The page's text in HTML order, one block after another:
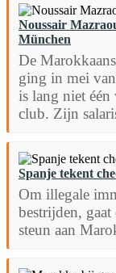
Noussair
München
De
ging in mei
is lang niet één
club. Zijn
Spanje tekent
Om illegale
bestrijden,
steun aan